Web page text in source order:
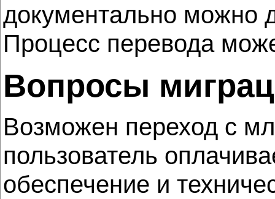
документально можно
Процесс перевода
Вопросы
Возможен переход с
пользователь
обеспечение и